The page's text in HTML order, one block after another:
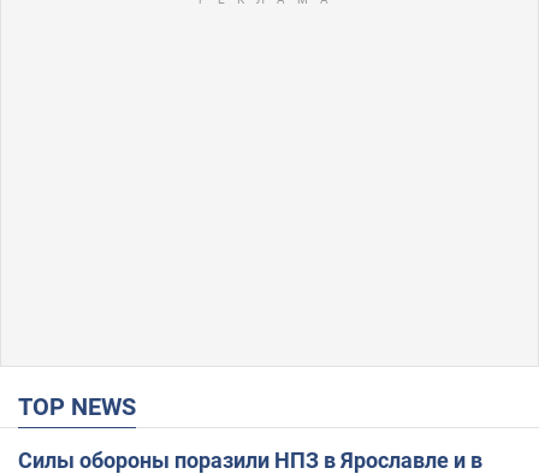
TOP NEWS
Силы обороны поразили НПЗ в Ярославле и в